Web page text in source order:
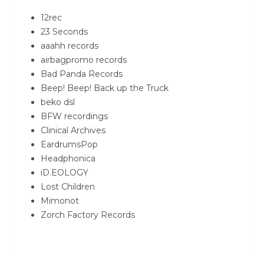
12rec
23 Seconds
aaahh records
airbagpromo records
Bad Panda Records
Beep! Beep! Back up the Truck
beko dsl
BFW recordings
Clinical Archives
EardrumsPop
Headphonica
iD.EOLOGY
Lost Children
Mimonot
Zorch Factory Records